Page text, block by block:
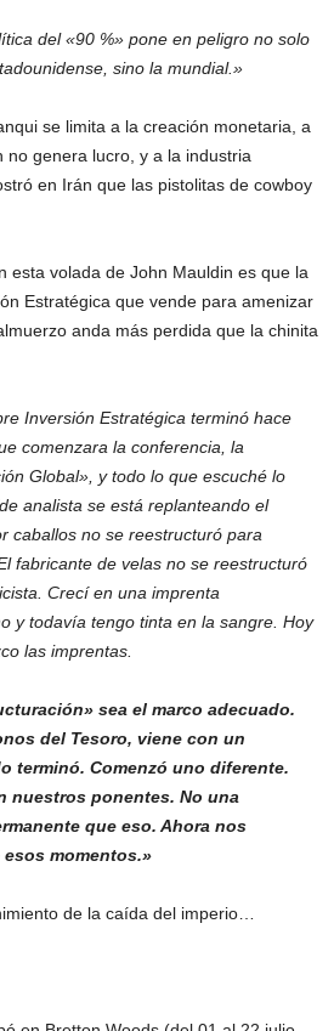
del «90 %» pone en peligro no solo
sino la mundial.»
se limita a la creación monetaria, a
no genera lucro, y a la industria
en Irán que las pistolitas de cowboy
esta volada de John Mauldin es que la
Estratégica que vende para amenizar
anda más perdida que la chinita
Inversión Estratégica terminó hace
comenzara la conferencia, la
Global», y todo lo que escuché lo
analista se está replanteando el
caballos no se reestructuró para
fabricante de velas no se reestructuró
Crecí en una imprenta
y todavía tengo tinta en la sangre. Hoy
las imprentas.
sea el marco adecuado.
del Tesoro, viene con un
terminó. Comenzó uno diferente.
nuestros ponentes. No una
que eso. Ahora nos
momentos.»
de la caída del imperio…